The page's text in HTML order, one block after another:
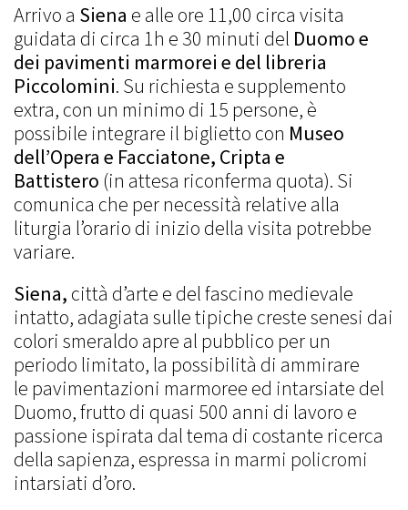
Arrivo a Siena e alle ore 11,00 circa visita
guidata di circa 1h e 30 minuti del Duomo e
dei pavimenti marmorei e del libreria
Piccolomini. Su richiesta e supplemento
extra, con un minimo di 15 persone, è
possibile integrare il biglietto con Museo
dell’Opera e Facciatone, Cripta e
Battistero (in attesa riconferma quota). Si
comunica che per necessità relative alla
liturgia l’orario di inizio della visita potrebbe
variare.
Siena,città d’arte e del fascino medievale
intatto, adagiata sulle tipiche creste senesi dai
colori smeraldo apre al pubblico per un
periodo limitato, la possibilità di ammirare
le pavimentazioni marmoree ed intarsiate del
Duomo, frutto di quasi 500 anni di lavoro e
passione ispirata dal tema di costante ricerca
della sapienza, espressa in marmi policromi
intarsiati d’oro.